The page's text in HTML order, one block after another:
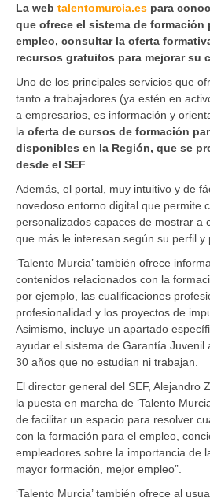
La web talentomurcia.es para
que ofrece el sistema de formación
empleo, consultar la oferta
recursos gratuitos para mejorar su
Uno de los principales servicios que
tanto a trabajadores (ya estén en
a empresarios, es información y
la oferta de cursos de formación
disponibles en la Región, que se
desde el SEF
Además, el portal, muy intuitivo y de
novedoso entorno digital que permite
personalizados capaces de mostrar a
que más le interesan según su perfil y
‘Talento Murcia’ también ofrece
contenidos relacionados con la
por ejemplo, las cualificaciones
profesionalidad y los proyectos de
Asimismo, incluye un apartado
ayudar el sistema de Garantía Juvenil
30 años que no estudian ni trabajan.
El director general del SEF, Alejandro
la puesta en marcha de ‘Talento
de facilitar un espacio para resolver
con la formación para el empleo,
empleadores sobre la importancia de
mayor formación, mejor empleo”.
‘Talento Murcia’ también ofrece al